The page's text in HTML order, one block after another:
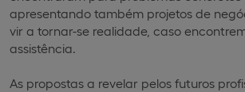
apresentando também projetos de
vir a tornar-se realidade, caso
assistência.
As propostas a revelar pelos futuros